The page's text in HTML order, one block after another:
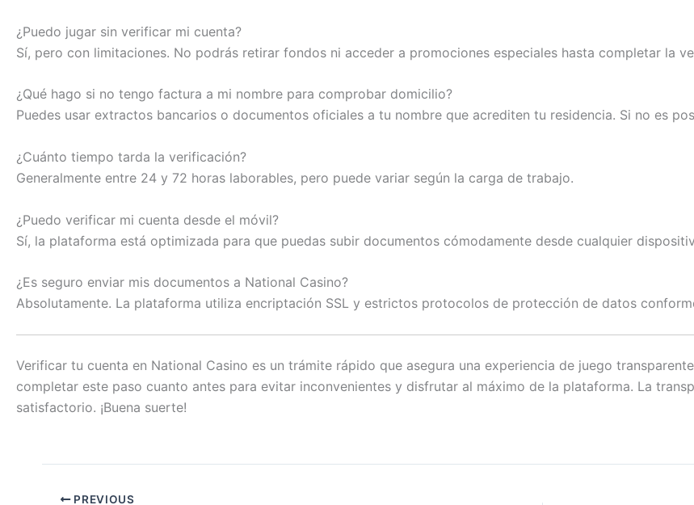
¿Puedo jugar sin verificar mi cuenta?
Sí, pero con limitaciones. No podrás retirar fondos ni acceder a promociones especiales hasta completar la
¿Qué hago si no tengo factura a mi nombre para comprobar domicilio?
Puedes usar extractos bancarios o documentos oficiales a tu nombre que acrediten tu residencia. Si no es
¿Cuánto tiempo tarda la verificación?
Generalmente entre 24 y 72 horas laborables, pero puede variar según la carga de trabajo.
¿Puedo verificar mi cuenta desde el móvil?
Sí, la plataforma está optimizada para que puedas subir documentos cómodamente desde cualquier
¿Es seguro enviar mis documentos a National Casino?
Absolutamente. La plataforma utiliza encriptación SSL y estrictos protocolos de protección de datos
Verificar tu cuenta en National Casino es un trámite rápido que asegura una experiencia de juego
completar este paso cuanto antes para evitar inconvenientes y disfrutar al máximo de la plataforma. La
satisfactorio. ¡Buena suerte!
PREVIOUS